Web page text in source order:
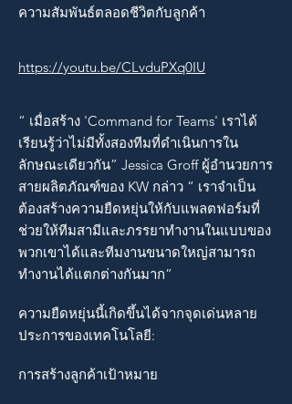
ความสัมพันธ์ตลอดชีวิตกับลูกค้า
https://youtu.be/CLvduPXq0IU
“ เมื่อสร้าง 'Command for Teams' เราได้
เรียนรู้ว่าไม่มีทั้งสองทีมที่ดำเนินการใน
ลักษณะเดียวกัน” Jessica Groff ผู้อำนวยการ
สายผลิตภัณฑ์ของ KW กล่าว “ เราจำเป็น
ต้องสร้างความยืดหยุ่นให้กับแพลตฟอร์มที่
ช่วยให้ทีมสามีและภรรยาทำงานในแบบของ
พวกเขาได้และทีมงานขนาดใหญ่สามารถ
ทำงานได้แตกต่างกันมาก”
ความยืดหยุ่นนี้เกิดขึ้นได้จากจุดเด่นหลาย
ประการของเทคโนโลยี:
การสร้างลูกค้าเป้าหมาย